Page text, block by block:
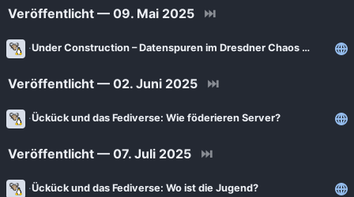
Veröffentlicht — 09. Mai 2025 ⏭
Under Construction – Datenspuren im Dresdner Chaos Computer Club
Veröffentlicht — 02. Juni 2025 ⏭
Ückück und das Fediverse: Wie föderieren Server?
Veröffentlicht — 07. Juli 2025 ⏭
Ückück und das Fediverse: Wo ist die Jugend?